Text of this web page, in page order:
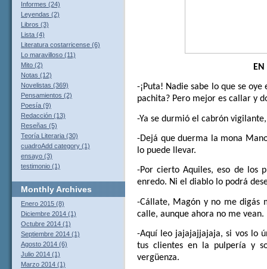
-¡Puta! Nadie sabe lo que se
pachita? Pero mejor es callar y
-Ya se durmió el cabrón
-Dejá que duerma la mona
lo puede llevar.
-Por cierto Aquiles, eso de los
enredo. Ni el diablo lo podrá
-Cállate, Magón y no me digás
calle, aunque ahora no me
-Aquí leo jajajajjajaja, si vos lo
tus clientes en la pulpería y
vergüenza.
Informes (24)
Leyendas (2)
Libros (3)
Lista (4)
Literatura costarricense (6)
Lo maravilloso (11)
Mito (2)
Notas (12)
Novelistas (369)
Pensamientos (2)
Poesía (9)
Redacción (13)
Reseñas (5)
Teoría Literaria (30)
cuadroAdd category (1)
ensayo (3)
testimonio (1)
MonthlyArchives
Enero 2015 (8)
Diciembre 2014 (1)
Octubre 2014 (1)
Septiembre 2014 (1)
Agosto 2014 (6)
Julio 2014 (1)
Marzo 2014 (1)